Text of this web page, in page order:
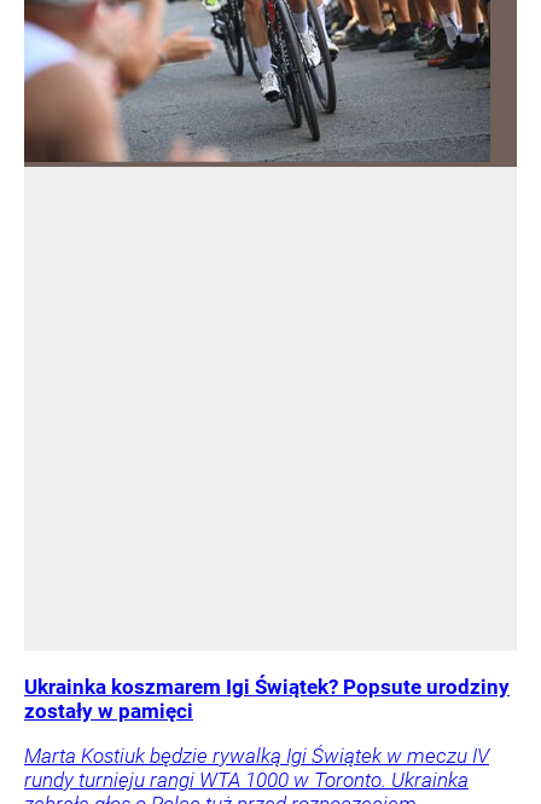
Ukrainka koszmarem Igi Świątek? Popsute urodziny
zostały w pamięci
Marta Kostiuk będzie rywalką Igi Świątek w meczu IV
rundy turnieju rangi WTA 1000 w Toronto. Ukrainka